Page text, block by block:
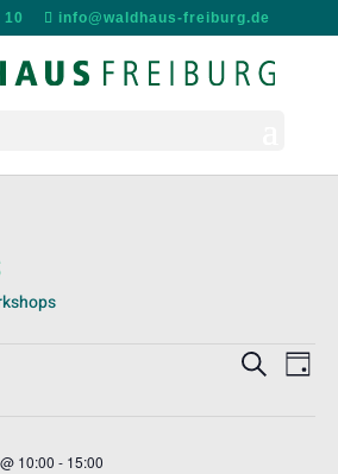
10 info@waldhaus-freiburg.de
SUCHE
SucheTag
10:00 - 15:00